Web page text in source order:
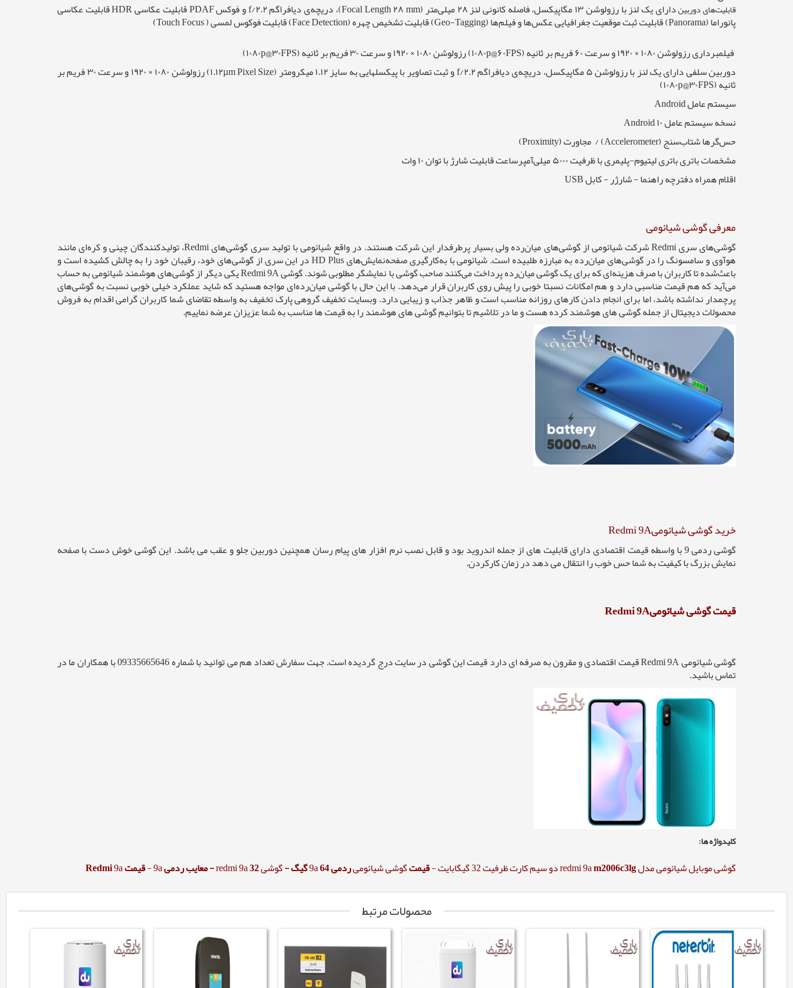
قابلیت‌های دوربین دارای یک لنز با رزولوشن ۱۳ مگاپیکسل، فاصله کانونی لنز ۲۸ میلی‌متر (Focal Length ۲۸ mm)، دریچه‌ی دیافراگم f/۲.۲ و فوکس PDAF قابلیت عکاسی HDR قابلیت عکاسی
پانوراما (Panorama) قابلیت ثبت موقعیت جغرافیایی عکس‌ها و فیلم‌ها (Geo-Tagging) قابلیت تشخیص چهره (Face Detection) قابلیت فوکوس لمسی ( Touch Focus)
فیلمبرداری رزولوشن ۱۰۸۰ × ۱۹۲۰ و سرعت ۶۰ فریم بر ثانیه (۱۰۸۰p@۶۰FPS) رزولوشن ۱۰۸۰ × ۱۹۲۰ و سرعت ۳۰ فریم بر ثانیه (۱۰۸۰p@۳۰FPS)
دوربین سلفی دارای یک لنز با رزولوشن ۵ مگاپیکسل، دریچه‌ی دیافراگم f/۲.۲ و ثبت تصاویر با پیکسل‎هایی به سایز ۱.۱۲ میکرومتر (۱.۱۲µm Pixel Size) رزولوشن ۱۰۸۰ × ۱۹۲۰ و سرعت ۳۰ فریم بر
ثانیه (۱۰۸۰p@۳۰FPS)
سیستم عامل Android
نسخه سیستم عامل Android ۱۰
حس‌گرها شتاب‌سنج (Accelerometer) / مجاورت (Proximity)
مشخصات باتری باتری لیتیوم-پلیمری با ظرفیت ۵۰۰۰ میلی‌آمپرساعت قابلیت شارژ با توان ۱۰ وات
اقلام همراه دفترچه‌ راهنما - شارژر - کابل USB
معرفی گوشی شیائومی
گوشی‌‎های سری Redmi شرکت شیائومی از گوشی‌‎های میان‌‎رده ولی بسیار پرطرفدار این شرکت هستند. در واقع شیائومی با تولید سری گوشی‌های Redmi، تولیدکنندگان چینی و کره‌ای مانند
هوآوی و سامسونگ را در گوشی‌های میان‌رده به مبارزه طلبیده است. شیائومی با به‌کارگیری صفحه‌نمایش‌های HD Plus در این سری از گوشی‌های خود، رقیبان خود را به چالش کشیده است و
باعث‌شده تا کاربران با صرف هزینه‌ای که برای یک گوشی میان‌رده پرداخت می‌کنند صاحب گوشی با نمایشگر مطلوبی شوند. گوشی Redmi 9A یکی دیگر از گوشی‌های هوشمند شیائومی به حساب
می‌آید که هم قیمت مناسبی دارد و هم امکانات نسبتا خوبی را پیش روی کاربران قرار می‌دهد. با این حال با گوشی میان‌رده‌ای مواجه هستید که شاید عملکرد خیلی خوبی نسبت به گوشی‌های
پرچمدار نداشته باشد، اما برای انجام دادن کارهای روزانه مناسب است و ظاهر جذاب و زیبایی دارد. وبسایت تخفیف گروهی پارک تخفیف به واسطه تقاضای شما کاربران گرامی اقدام به فروش
محصولات دیجیتال از جمله گوشی های هوشمند کرده هست و ما در تلاشیم تا بتوانیم گوشی های هوشمند را به قیمت ها مناسب به شما عزیزان عرضه نماییم.
خرید گوشی شیائومیRedmi 9A
گوشی ردمی 9 با واسطه قیمت اقتصادی دارای قابلیت های از جمله اندروید بود و قابل نصب نرم افزار های پیام رسان همچنین دوربین جلو و عقب می باشد. این گوشی خوش دست با صفحه
نمایش بزرگ با کیفیت به شما حس خوب را انتقال می دهد در زمان کارکردن.
قیمت گوشی شیائومیRedmi 9A
گوشی شیائومی Redmi 9A قیمت اقتصادی و مقرون به صرفه ای دارد قیمت این گوشی در سایت درج گردیده است. جهت سفارش تعداد هم می توانید با شماره 09335665646 با همکاران ما در
تماس باشید.
کلیدواژه ها:
گوشی موبایل شیائومی مدل redmi 9am2006c3lg دو سیم کارت ظرفیت 32 گیگابایت - قیمتگوشی شیائومیردمی64 گیگ - گوشی redmi 9a32 - معایب ردمی -
Redmi9aقیمت
محصولات مرتبط